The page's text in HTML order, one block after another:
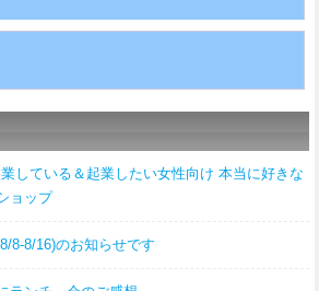
業している＆起業したい女性向け 本当に好きな
ョップ
8-8/16)のお知らせです